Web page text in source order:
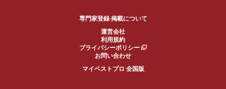
専門家登録·掲載について
運営会社
利用規約
プライバシーポリシー
お問い合わせ
マイベストプロ 全国版